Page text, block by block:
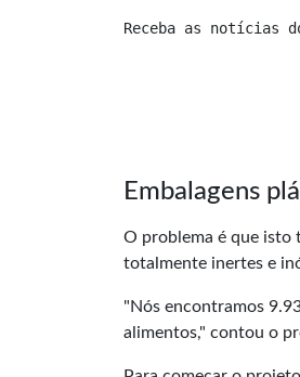
Receba as notícias
Embalagens
O problema é que isto
totalmente inertes e
"Nós encontramos
alimentos," contou o